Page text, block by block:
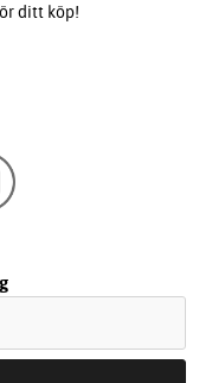
ditt köp!